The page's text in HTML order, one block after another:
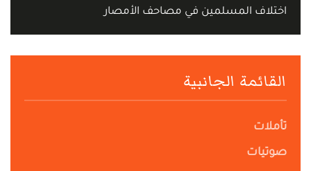
اختلاف المسلمين في مصاحف الأمصار
القائمة الجانبية
تأملات
صوتيات